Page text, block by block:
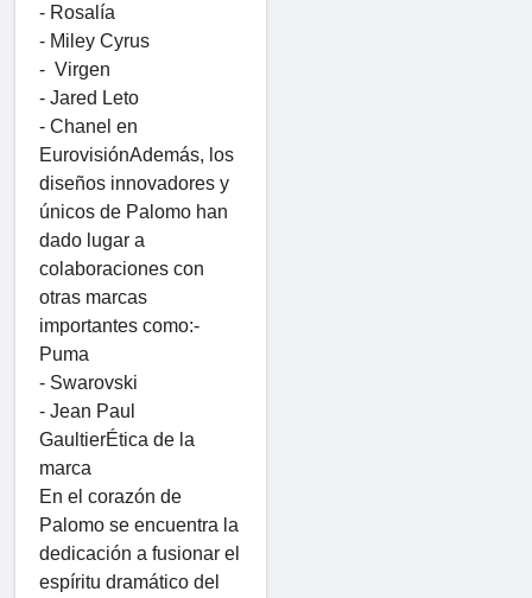
- Rosalía
- Miley Cyrus
- Virgen
- Jared Leto
- Chanel en
EurovisiónAdemás, los
diseños innovadores y
únicos de Palomo han
dado lugar a
colaboraciones con
otras marcas
importantes como:-
Puma
- Swarovski
- Jean Paul
GaultierÉtica de la
marca
En el corazón de
Palomo se encuentra la
dedicación a fusionar el
espíritu dramático del